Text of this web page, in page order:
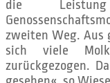
die
zweiten Weg. Aus
sich viele
zurückgezogen.